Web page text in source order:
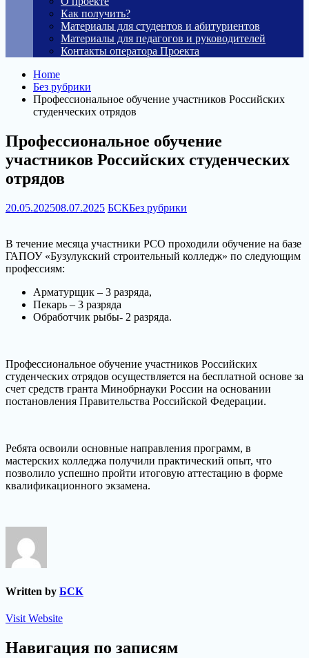
Как получить?
Материалы для студентов и абитуриентов
Материалы для педагогов и руководителей
Контакты оператора Проекта
Home
Без рубрики
Профессиональное обучение участников Российских
студенческих отрядов
Профессиональное обучение
участников Российских студенческих
отрядов
20.05.202508.07.2025 БСКБез рубрики
В течение месяца участники РСО проходили обучение на базе
ГАПОУ «Бузулукский строительный колледж» по следующим
профессиям:
Арматурщик – 3 разряда,
Пекарь – 3 разряда
Обработчик рыбы- 2 разряда.
Профессиональное обучение участников Российских
студенческих отрядов осуществляется на бесплатной основе за
счет средств гранта Минобрнауки России на основании
постановления Правительства Российской Федерации.
Ребята освоили основные направления программ, в
мастерских колледжа получили практический опыт, что
позволило успешно пройти итоговую аттестацию в форме
квалификационного экзамена.
Written by БСК
Visit Website
Навигация по записям